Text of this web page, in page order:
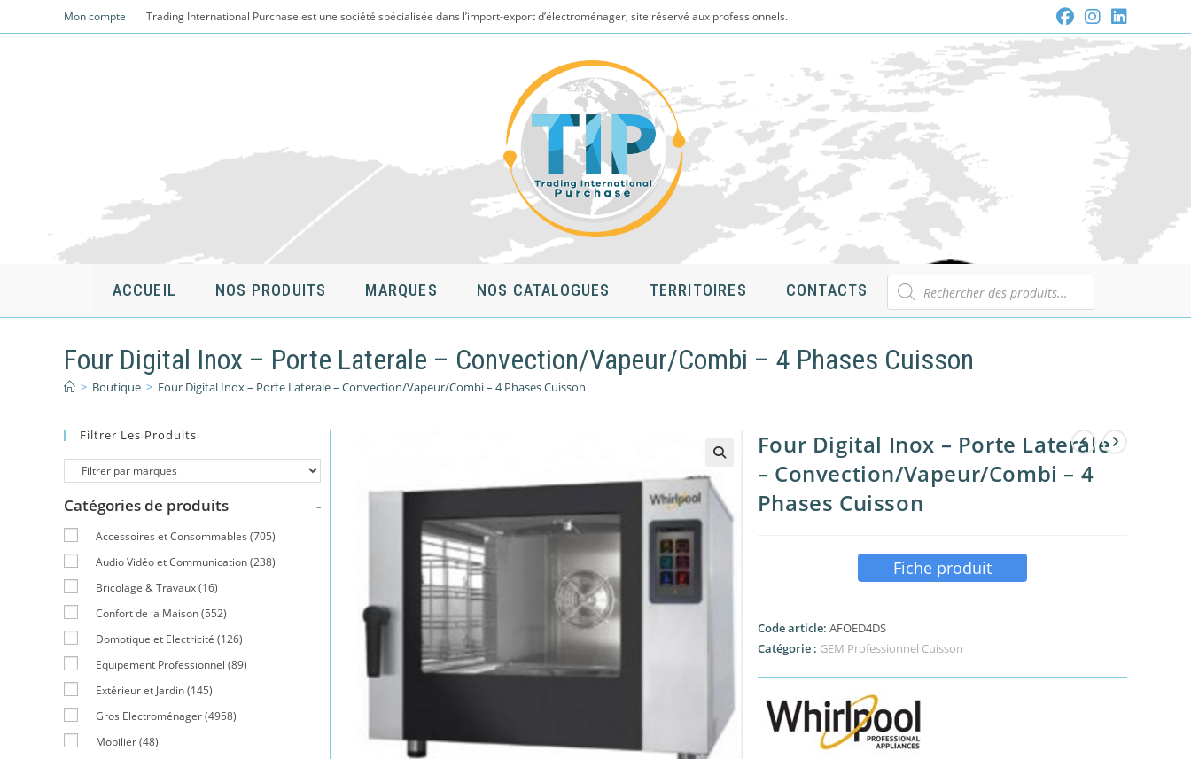
to
Mon compte Trading International Purchase est une société spécialisée dans l’import-export d’électroménager, site réservé aux professionnels.
ACCUEIL NOS PRODUITS MARQUES NOS CATALOGUES TERRITOIRES CONTACTS
Recherche
de
produits
Four Digital Inox – Porte Laterale – Convection/Vapeur/Combi – 4 Phases Cuisson
> Boutique > Four Digital Inox – Porte Laterale – Convection/Vapeur/Combi – 4 Phases Cuisson
Four Digital Inox – Porte Laterale
– Convection/Vapeur/Combi – 4
Phases Cuisson
Fiche produit
Code article: AFOED4DS
Catégorie : GEM Professionnel Cuisson
Filtrer Les Produits
Catégories de produits -
Accessoires et Consommables (705)
Audio Vidéo et Communication(238)
Bricolage & Travaux(16)
Confort de la Maison(552)
Domotique et Electricité (126)
Equipement Professionnel (89)
Extérieur et Jardin(145)
Gros Electroménager(4958)
Mobilier(48)